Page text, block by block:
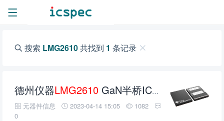
搜索 LMG2610共找到 1 条记录
德州仪器LMG2610 GaN半桥IC的介绍、特性、及应用
元器件信息 2023-04-14 15:05
1082
0